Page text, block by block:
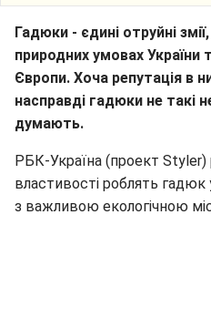
Гадюки - єдині отруйні
природних умовах України
Європи. Хоча репутація в
насправді гадюки не такі
думають.
РБК-Україна (проект Styler)
властивості роблять
з важливою екологічною